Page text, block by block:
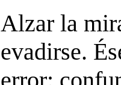
Alzar la
evadirse.